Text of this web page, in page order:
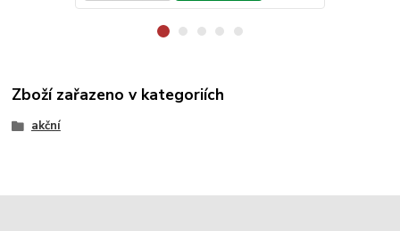
Zboží zařazeno v kategoriích
akční